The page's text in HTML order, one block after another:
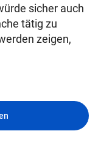
sicher auch
tätig zu
zeigen,